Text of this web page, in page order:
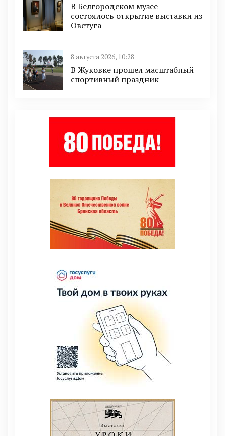
В Белгородском музее
состоялось открытие выставки из
Овстуга
8 августа 2026, 10:28
В Жуковке прошел масштабный
спортивный праздник